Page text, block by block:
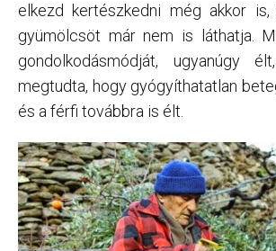
elkezd kertészkedni még akkor
gyümölcsöt már nem is láthatja.
gondolkodásmódját, ugyanúgy
megtudta, hogy gyógyíthatatlan
és a férfi továbbra is élt.